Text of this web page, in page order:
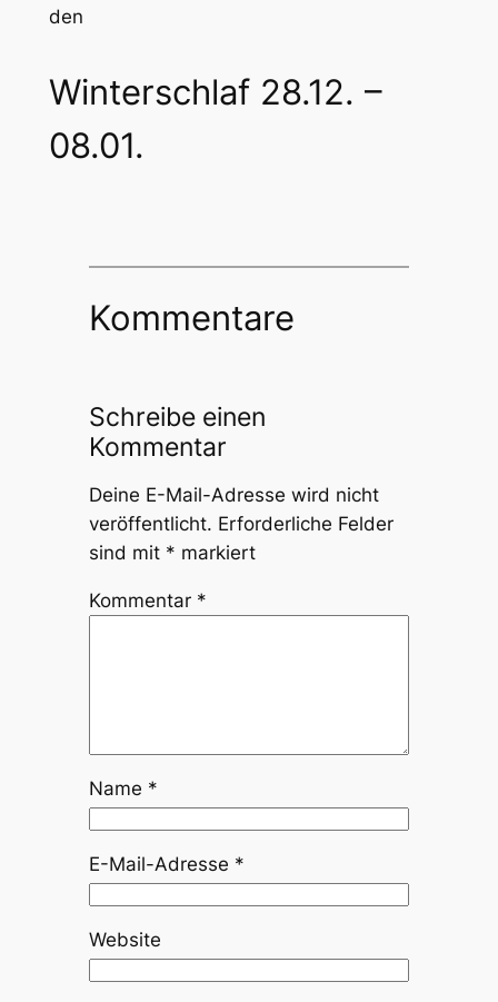
den
Winterschlaf 28.12. –
08.01.
Kommentare
Schreibe einen
Kommentar
Deine E-Mail-Adresse wird nicht
veröffentlicht. Erforderliche Felder
sind mit * markiert
Kommentar *
Name *
E-Mail-Adresse *
Website